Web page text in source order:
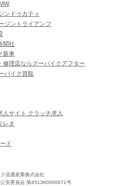
ンドゥカティ
ジントライアンフ
聞社
新車
理店ならグーバイクアフター
バイク買取
人サイト クラッチ求人
レオ
ド
流通産業株式会社
安委員会 第451360000071号